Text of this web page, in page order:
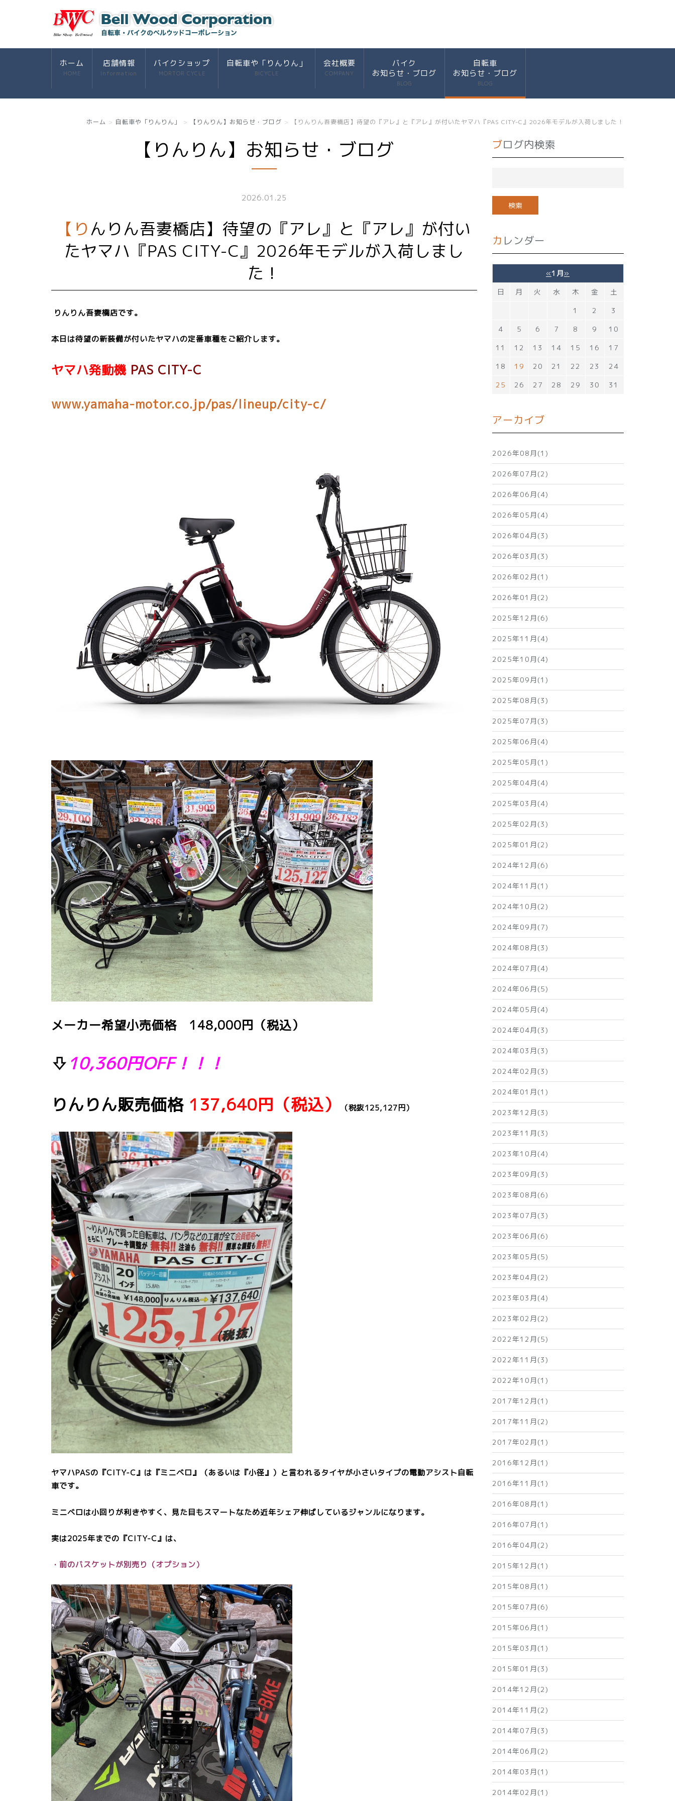
ホーム
HOME
店舗情報
Information
バイクショップ
MORTOR CYCLE
自転車や「りんりん」
BICYCLE
会社概要
COMPANY
バイク
お知らせ・ブログ
BLOG
自転車
お知らせ・ブログ
BLOG
ホーム 自転車や「りんりん」 【りんりん】お知らせ・ブログ 【りんりん吾妻橋店】待望の『アレ』と『アレ』が付いたヤマハ『PAS CITY-C』2026年モデルが入荷しました！
【りんりん】お知らせ・ブログ
2026.01.25
【りんりん吾妻橋店】待望の『アレ』と『アレ』が付い
たヤマハ『PAS CITY-C』2026年モデルが入荷しまし
た！
りんりん吾妻橋店です。
本日は待望の新装備が付いたヤマハの定番車種をご紹介します。
ヤマハ発動機 PAS CITY-C
www.yamaha-motor.co.jp/pas/lineup/city-c/
メーカー希望小売価格 148,000円（税込）
⇩ 10,360円OFF！！！
りんりん販売価格 137,640円（税込） （税抜125,127円）
ヤマハPASの『CITY-C』は『ミニベロ』（あるいは『小径』）と言われるタイヤが小さいタイプの電動アシスト自転
車です。
ミニベロは小回りが利きやすく、見た目もスマートなため近年シェア伸ばしているジャンルになります。
実は2025年までの『CITY-C』は、
・前のバスケットが別売り（オプション）
ブログ内検索
カレンダー
«1月»
日
月 火 水 木 金
土
1
2
3
4
5 6 7 8 9
10
11
12 13 14 15 16
17
18
19 20 21 22 23
24
25
26 27 28 29 30 31
アーカイブ
2026年08月(1)
2026年07月(2)
2026年06月(4)
2026年05月(4)
2026年04月(3)
2026年03月(3)
2026年02月(1)
2026年01月(2)
2025年12月(6)
2025年11月(4)
2025年10月(4)
2025年09月(1)
2025年08月(3)
2025年07月(3)
2025年06月(4)
2025年05月(1)
2025年04月(4)
2025年03月(4)
2025年02月(3)
2025年01月(2)
2024年12月(6)
2024年11月(1)
2024年10月(2)
2024年09月(7)
2024年08月(3)
2024年07月(4)
2024年06月(5)
2024年05月(4)
2024年04月(3)
2024年03月(3)
2024年02月(3)
2024年01月(1)
2023年12月(3)
2023年11月(3)
2023年10月(4)
2023年09月(3)
2023年08月(6)
2023年07月(3)
2023年06月(6)
2023年05月(5)
2023年04月(2)
2023年03月(4)
2023年02月(2)
2022年12月(5)
2022年11月(3)
2022年10月(1)
2017年12月(1)
2017年11月(2)
2017年02月(1)
2016年12月(1)
2016年11月(1)
2016年08月(1)
2016年07月(1)
2016年04月(2)
2015年12月(1)
2015年08月(1)
2015年07月(6)
2015年06月(1)
2015年03月(1)
2015年01月(3)
2014年12月(2)
2014年11月(2)
2014年07月(3)
2014年06月(2)
2014年03月(1)
2014年02月(1)